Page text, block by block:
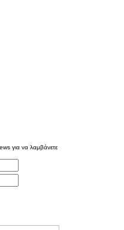
για να λαμβάνετε